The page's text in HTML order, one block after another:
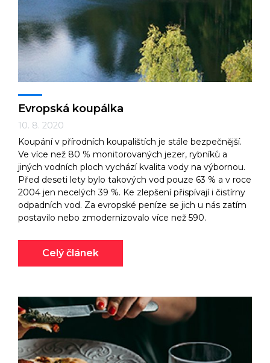
Evropská koupálka
10. 8. 2020
Koupání v přírodních koupalištích je stále bezpečnější.
Ve více než 80 % monitorovaných jezer, rybníků a
jiných vodních ploch vychází kvalita vody na výbornou.
Před deseti lety bylo takových vod pouze 63 % a v roce
2004 jen necelých 39 %. Ke zlepšení přispívají i čistírny
odpadních vod. Za evropské peníze se jich u nás zatím
postavilo nebo zmodernizovalo více než 590.
Celý článek